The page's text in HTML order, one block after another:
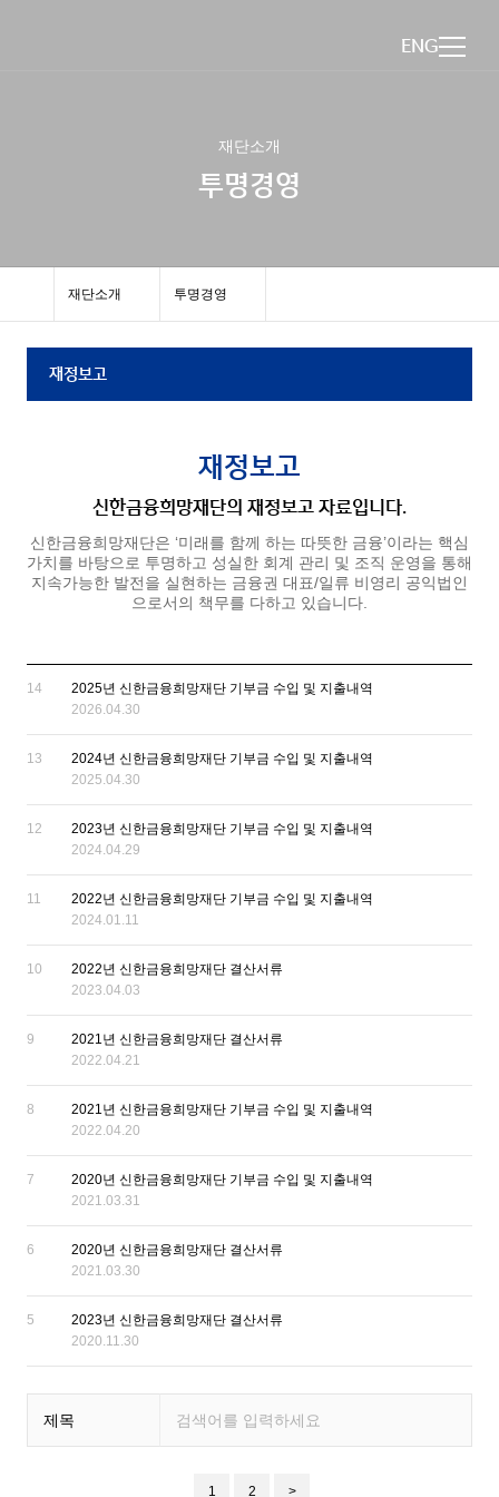
ENG
재단소개
투명경영
재단소개 투명경영
재정보고
재정보고
신한금융희망재단의 재정보고 자료입니다.
신한금융희망재단은 ‘미래를 함께 하는 따뜻한 금융’이라는 핵심
가치를 바탕으로 투명하고 성실한 회계 관리 및 조직 운영을 통해
지속가능한 발전을 실현하는 금융권 대표/일류 비영리 공익법인
으로서의 책무를 다하고 있습니다.
14
2025년 신한금융희망재단 기부금 수입 및 지출내역
2026.04.30
13
2024년 신한금융희망재단 기부금 수입 및 지출내역
2025.04.30
12
2023년 신한금융희망재단 기부금 수입 및 지출내역
2024.04.29
11
2022년 신한금융희망재단 기부금 수입 및 지출내역
2024.01.11
10
2022년 신한금융희망재단 결산서류
2023.04.03
9
2021년 신한금융희망재단 결산서류
2022.04.21
8
2021년 신한금융희망재단 기부금 수입 및 지출내역
2022.04.20
7
2020년 신한금융희망재단 기부금 수입 및 지출내역
2021.03.31
6
2020년 신한금융희망재단 결산서류
2021.03.30
5
2023년 신한금융희망재단 결산서류
2020.11.30
제목
1 2 >